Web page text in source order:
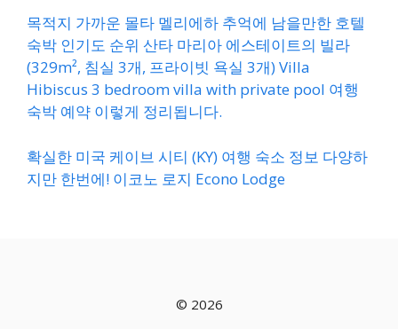
목적지 가까운 몰타 멜리에하 추억에 남을만한 호텔
숙박 인기도 순위 산타 마리아 에스테이트의 빌라
(329m², 침실 3개, 프라이빗 욕실 3개) Villa
Hibiscus 3 bedroom villa with private pool 여행
숙박 예약 이렇게 정리됩니다.
확실한 미국 케이브 시티 (KY) 여행 숙소 정보 다양하
지만 한번에! 이코노 로지 Econo Lodge
© 2026